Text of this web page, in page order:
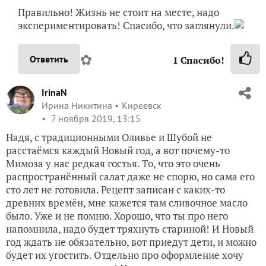
Правильно! Жизнь не стоит на месте, надо
экспериментировать! Спасибо, что заглянули.
Ответить ✿ 1 Спасибо!
IrinaN
Ирина Никитина
Киреевск
7 ноября 2019, 13:15
Надя, с традиционными Оливье и Шубой не
расстаёмся каждый Новый год, а вот почему-то
Мимоза у нас редкая гостья. То, что это очень
распространённый салат даже не спорю, но сама его
сто лет не готовила. Рецепт записан с каких-то
древних времён, мне кажется там сливочное масло
было. Уже и не помню. Хорошо, что ты про него
напомнила, надо будет тряхнуть стариной! И Новый
год ждать не обязательно, вот приедут дети, и можно
будет их угостить. Отдельно про оформление хочу